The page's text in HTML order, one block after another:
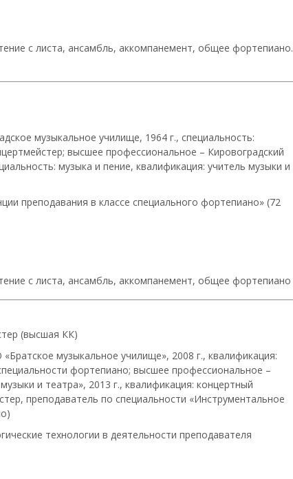
с листа, ансамбль, аккомпанемент, общее фортепиано.
музыкальное училище, 1964 г., специальность:
высшее профессиональное – Кировоградский
музыка и пение, квалификация: учитель музыки и
преподавания в классе специального фортепиано» (72
с листа, ансамбль, аккомпанемент, общее фортепиано
(высшая КК)
музыкальное училище», 2008 г., квалификация:
фортепиано; высшее профессиональное –
и театра», 2013 г., квалификация: концертный
преподаватель по специальности «Инструментальное
технологии в деятельности преподавателя